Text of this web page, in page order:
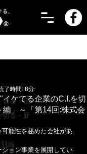
切る・旧
切る・新
編
イケてる企業のC.I.を切
編」～「第14回:株式会
了時間: 8分
能性を秘めた会社があ
ョン事業を展開してい